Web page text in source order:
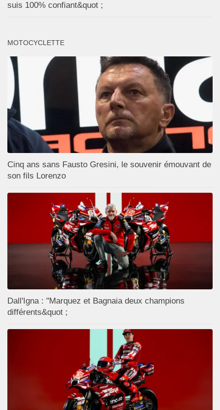
suis 100% confiant&quot ;
MOTOCYCLETTE
Cinq ans sans Fausto Gresini, le souvenir émouvant de
son fils Lorenzo
Dall'Igna : "Marquez et Bagnaia deux champions
différents&quot ;